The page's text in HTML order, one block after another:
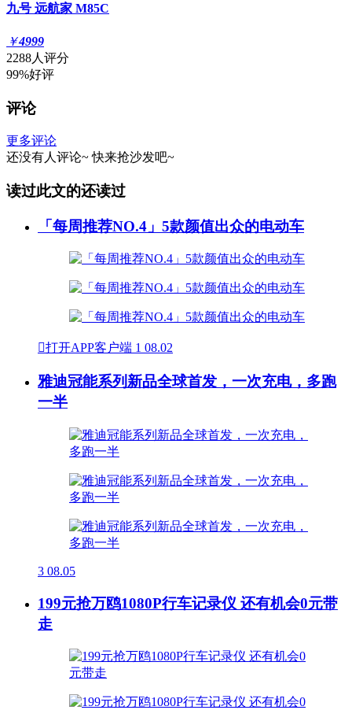
九号 远航家 M85C
￥4999
2288人评分
99%好评
评论
更多评论
还没有人评论~ 快来抢沙发吧~
读过此文的还读过
「每周推荐NO.4」5款颜值出众的电动车
打开APP客户端 1 08.02
雅迪冠能系列新品全球首发，一次充电，多跑
一半
3 08.05
199元抢万鸥1080P行车记录仪 还有机会0元带
走